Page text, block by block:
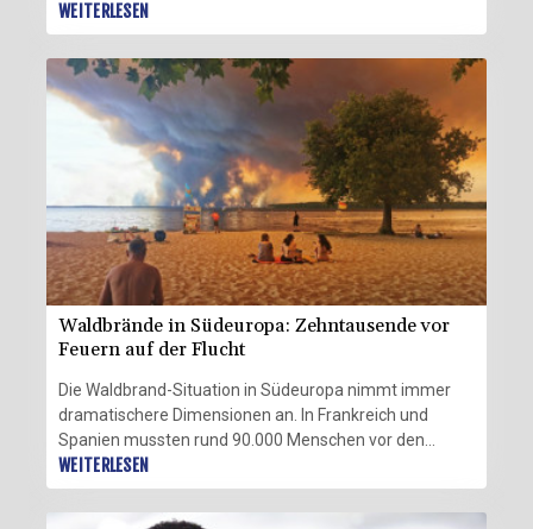
Südwestfrankreich brannte im Département Gironde
bislang eine Fläche von der vierfachen Größe der
Hauptstadt Paris ab, wie Innenminister Laurent Nuñez
sagte. in Spanien gab es bei dem Brand nahe Madrid
trotz verbesserter Löschbedingungen vorerst keine
Entwarnung. In beiden Ländern waren weiter hunderte
Feuerwehrleute im Einsatz.
WEITERLESEN
Waldbrände in Südeuropa: Zehntausende vor
Feuern auf der Flucht
Die Waldbrand-Situation in Südeuropa nimmt immer
dramatischere Dimensionen an. In Frankreich und
Spanien mussten rund 90.000 Menschen vor den
Flammen in Sicherheit gebracht werden, unter ihnen
viele Urlauber. Während in Frankreich vor allem die
Atlantikküste rund um Bordeaux betroffen war,
WEITERLESEN